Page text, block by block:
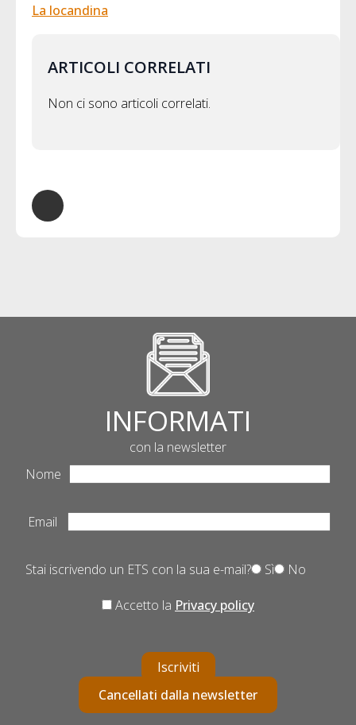
La locandina
ARTICOLI CORRELATI
Non ci sono articoli correlati.
INFORMATI
con la newsletter
Nome
Email
Stai iscrivendo un ETS con la sua e-mail? Sì No
Accetto la Privacy policy
Iscriviti
Cancellati dalla newsletter